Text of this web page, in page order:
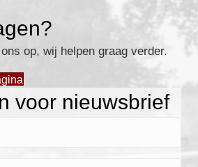
op, wij helpen graag verder.
voor nieuwsbrief